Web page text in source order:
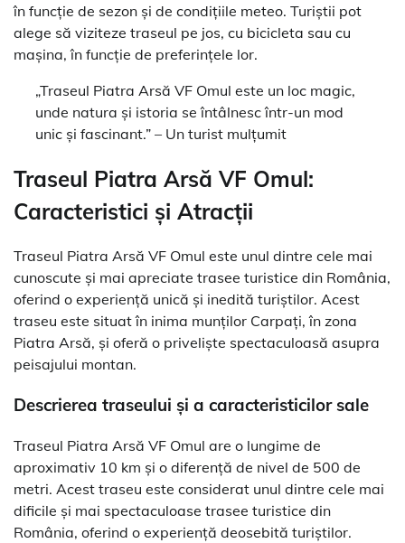
în funcție de sezon și de condițiile meteo. Turiștii pot
alege să viziteze traseul pe jos, cu bicicleta sau cu
mașina, în funcție de preferințele lor.
„Traseul Piatra Arsă VF Omul este un loc magic,
unde natura și istoria se întâlnesc într-un mod
unic și fascinant.” – Un turist mulțumit
Traseul Piatra Arsă VF Omul:
Caracteristici și Atracții
Traseul Piatra Arsă VF Omul este unul dintre cele mai
cunoscute și mai apreciate trasee turistice din România,
oferind o experiență unică și inedită turiștilor. Acest
traseu este situat în inima munților Carpați, în zona
Piatra Arsă, și oferă o priveliște spectaculoasă asupra
peisajului montan.
Descrierea traseului și a caracteristicilor sale
Traseul Piatra Arsă VF Omul are o lungime de
aproximativ 10 km și o diferență de nivel de 500 de
metri. Acest traseu este considerat unul dintre cele mai
dificile și mai spectaculoase trasee turistice din
România, oferind o experiență deosebită turiștilor.